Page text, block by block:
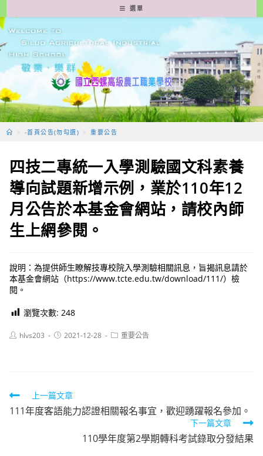
轉
至
要
容
選單
> -首頁公告(勿勾選) > 重要公告
四技二專統一入學測驗國文科素養
導向試題新增示例，業於110年12
月公告於本基金會網站，請校內師
生上網參閱。
說明：為提供師生瞭解技專校院入學測驗相關訊息，旨揭訊息請於
本基金會網站（https://www.tcte.edu.tw/download/111/）檢
閱。
瀏覽次數: 248
Posthlvs203
Post2021-12-28
Post重要公告
Read
more
上一篇文章
111年度客語能力認證相關報名事宜，歡迎踴躍報名參加。
下一篇文章
110學年度第2學期轉科考試錄取分發結果